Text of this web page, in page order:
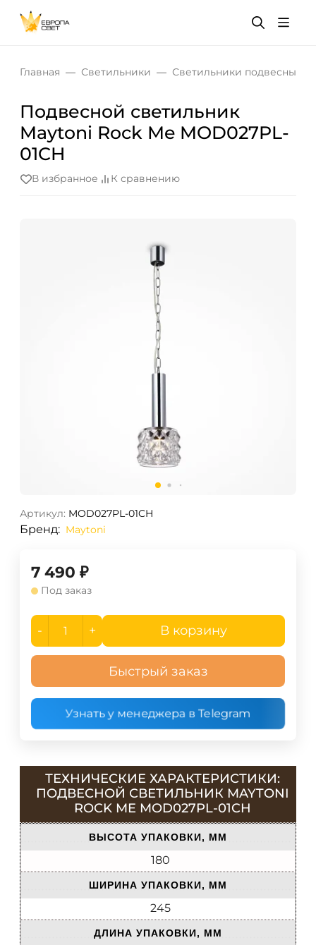
Главная Светильники Светильники подвесные
Подвесной светильник
Maytoni Rock Me MOD027PL-
01CH
В избранное К сравнению
Артикул: MOD027PL-01CH
Бренд: Maytoni
7 490 ₽
Под заказ
- + В корзину
Быстрый заказ
Узнать у менеджера в Telegram
ТЕХНИЧЕСКИЕ ХАРАКТЕРИСТИКИ:
ПОДВЕСНОЙ СВЕТИЛЬНИК MAYTONI
ROCK ME MOD027PL-01CH
ВЫСОТА УПАКОВКИ, ММ
180
ШИРИНА УПАКОВКИ, ММ
245
ДЛИНА УПАКОВКИ, ММ